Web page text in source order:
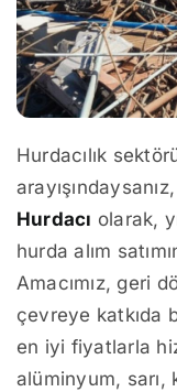
Hurdacılık
Hurdacı olarak,
hurda alım
Amacımız, geri
çevreye katkıda
en iyi fiyatlarla
alüminyum, sarı,